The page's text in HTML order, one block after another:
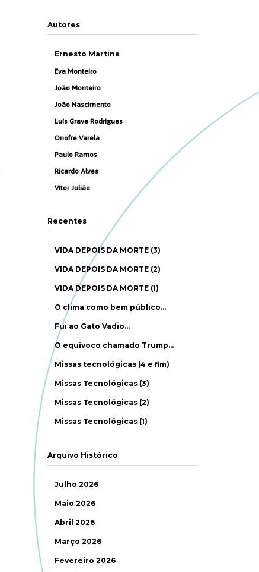
Autores
Ernesto Martins
Eva Monteiro
João Monteiro
João Nascimento
Luís Grave Rodrigues
Onofre Varela
Paulo Ramos
Ricardo Alves
Vítor Julião
Recentes
VIDA DEPOIS DA MORTE (3)
VIDA DEPOIS DA MORTE (2)
VIDA DEPOIS DA MORTE (1)
O clima como bem público…
Fui ao Gato Vadio…
O equívoco chamado Trump…
Missas tecnológicas (4 e fim)
Missas Tecnológicas (3)
Missas Tecnológicas (2)
Missas Tecnológicas (1)
Arquivo Histórico
Julho 2026
Maio 2026
Abril 2026
Março 2026
Fevereiro 2026